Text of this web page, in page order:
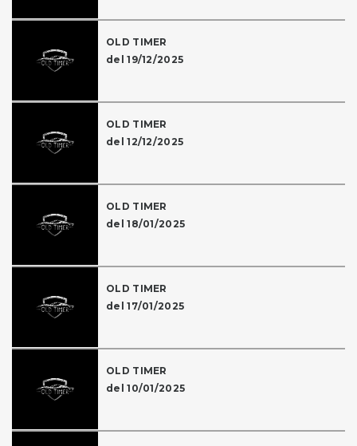
OLD TIMER
del 19/12/2025
OLD TIMER
del 12/12/2025
OLD TIMER
del 18/01/2025
OLD TIMER
del 17/01/2025
OLD TIMER
del 10/01/2025